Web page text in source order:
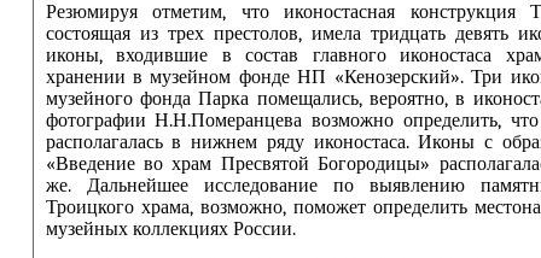
Резюмируя отметим, что иконостасная конструкция
состоящая из трех престолов, имела тридцать девять
иконы, входившие в состав главного иконостаса
хранении в музейном фонде НП «Кенозерский». Три
музейного фонда Парка помещались, вероятно, в
фотографии Н.Н.Померанцева возможно определить,
располагалась в нижнем ряду иконостаса. Иконы с
«Введение во храм Пресвятой Богородицы»
же. Дальнейшее исследование по выявлению
Троицкого храма, возможно, поможет определить
музейных коллекциях России.